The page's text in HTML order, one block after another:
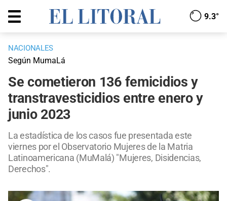
9.3°
NACIONALES
Según MumaLá
Se cometieron 136 femicidios y
transtravesticidios entre enero y
junio 2023
La estadística de los casos fue presentada este
viernes por el Observatorio Mujeres de la Matria
Latinoamericana (MuMalá) "Mujeres, Disidencias,
Derechos".